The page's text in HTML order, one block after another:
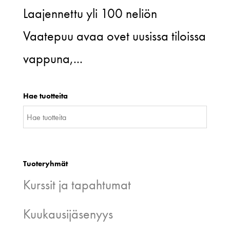
Laajennettu yli 100 neliön
Vaatepuu avaa ovet uusissa tiloissa
vappuna,...
Hae tuotteita
Tuoteryhmät
Kurssit ja tapahtumat
Kuukausijäsenyys